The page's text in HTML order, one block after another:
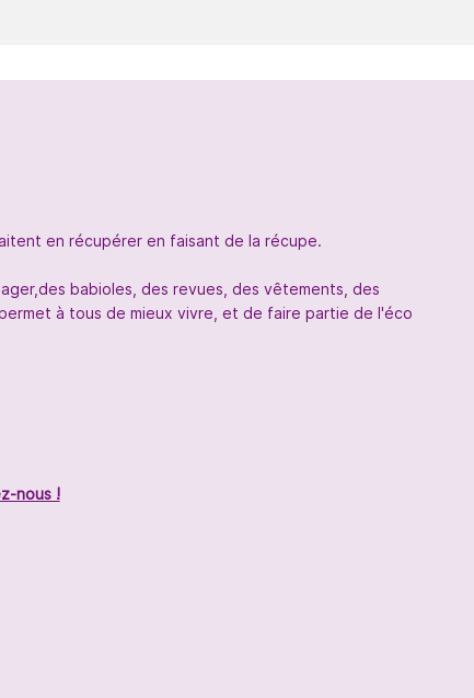
en récupérer en faisant de la récupe.
babioles, des revues, des vêtements, des
à tous de mieux vivre, et de faire partie de l'éco
nous !